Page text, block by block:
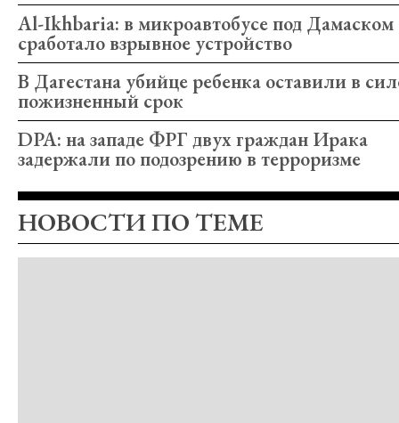
Al-Ikhbaria: в микроавтобусе под Дамаском
сработало взрывное устройство
В Дагестана убийце ребенка оставили в
пожизненный срок
DPA: на западе ФРГ двух граждан Ирака
задержали по подозрению в терроризме
НОВОСТИ ПО ТЕМЕ